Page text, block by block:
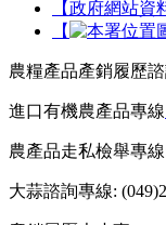
【政府網站資
【
農糧產品產銷履歷
進口有機農產品專線
農產品走私檢舉專線
大蒜諮詢專線: